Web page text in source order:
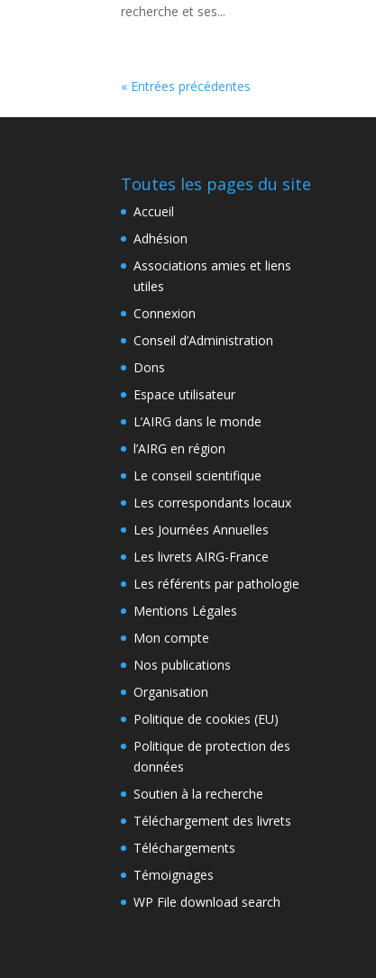
recherche et ses...
« Entrées précédentes
Toutes les pages du site
Accueil
Adhésion
Associations amies et liens
utiles
Connexion
Conseil d’Administration
Dons
Espace utilisateur
L’AIRG dans le monde
l’AIRG en région
Le conseil scientifique
Les correspondants locaux
Les Journées Annuelles
Les livrets AIRG-France
Les référents par pathologie
Mentions Légales
Mon compte
Nos publications
Organisation
Politique de cookies (EU)
Politique de protection des
données
Soutien à la recherche
Téléchargement des livrets
Téléchargements
Témoignages
WP File download search